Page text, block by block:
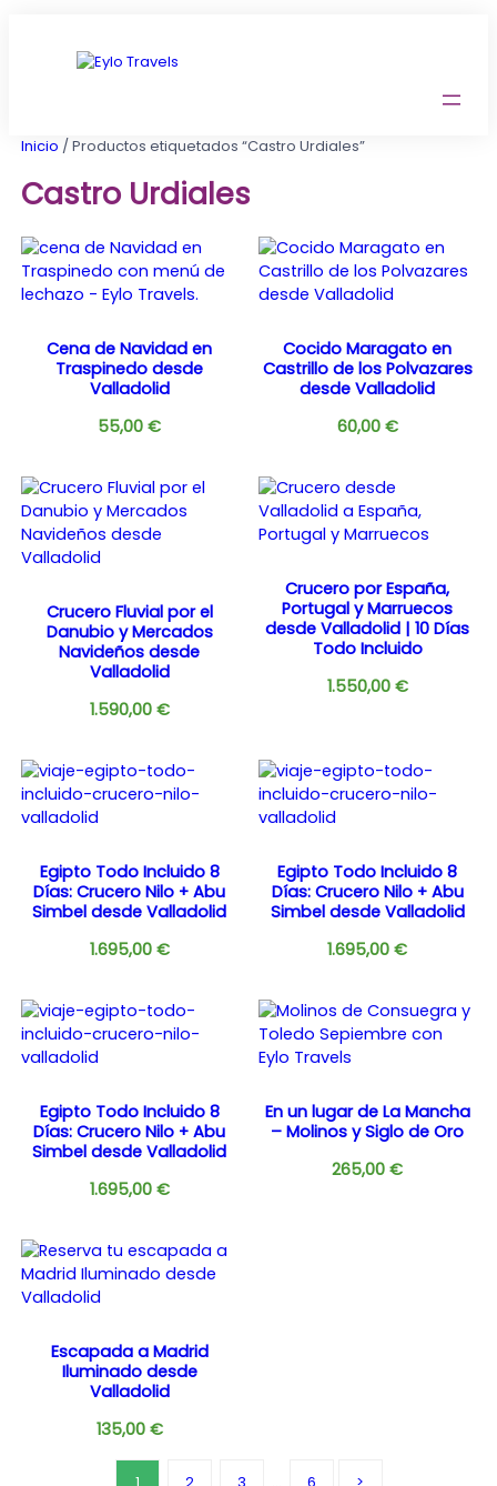
contenido
Inicio / Productos etiquetados “Castro Urdiales”
Castro Urdiales
Cena de Navidad en
Traspinedo desde
Valladolid
55,00€
Cocido Maragato en
Castrillo de los Polvazares
desde Valladolid
60,00 €
Crucero Fluvial por el
Danubio y Mercados
Navideños desde
Valladolid
1.590,00 €
Crucero por España,
Portugal y Marruecos
desde Valladolid | 10 Días
Todo Incluido
1.550,00 €
Egipto Todo Incluido 8
Días: Crucero Nilo + Abu
Simbel desde Valladolid
1.695,00 €
Egipto Todo Incluido 8
Días: Crucero Nilo + Abu
Simbel desde Valladolid
1.695,00€
Egipto Todo Incluido 8
Días: Crucero Nilo + Abu
Simbel desde Valladolid
1.695,00 €
En un lugar de La Mancha
– Molinos y Siglo de Oro
265,00€
Escapada a Madrid
Iluminado desde
Valladolid
135,00 €
1 2 3 … 6